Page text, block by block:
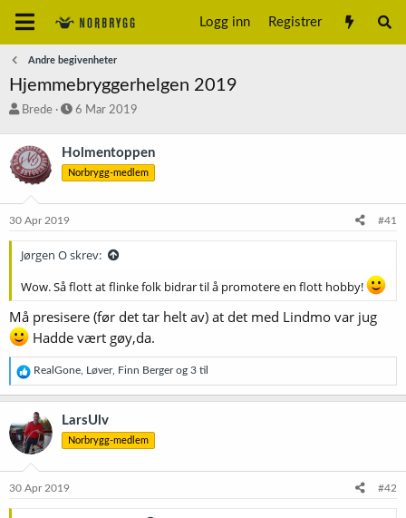
Logg inn Registrer
Andre begivenheter
Hjemmebryggerhelgen 2019
T
d
s
a
r
t
e
Brede
S
r
t
a
o
6 Mar 2019
Holmentoppen
Norbrygg-medlem
30 Apr 2019 #41
Jørgen O skrev:
Wow. Så flott at flinke folk bidrar til å promotere en flott hobby!
Må presisere (før det tar helt av) at det med Lindmo var jug
Hadde vært gøy,da.
R
e
a
k
s
j
o
e
RealGone Løver, Finn Bergerog 3 til
LarsUlv
Norbrygg-medlem
30 Apr 2019 #42